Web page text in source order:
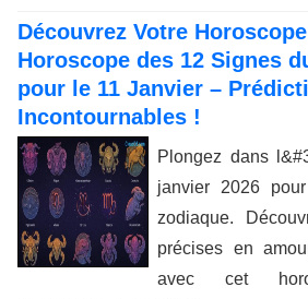
Découvrez Votre
Horoscope des 12 Signes
pour le 11 Janvier –
Incontournables !
Plongez dans
janvier 2026
zodiaque.
précises en
avec cet